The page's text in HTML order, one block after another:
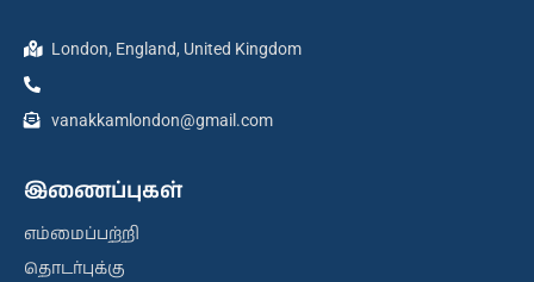
London, England, United Kingdom
vanakkamlondon@gmail.com
இணைப்புகள்
எம்மைப்பற்றி
தொடர்புக்கு